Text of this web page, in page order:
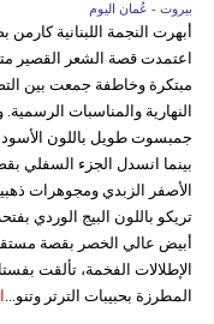
بيروت - عُمان اليوم
أبهرت النجمة اللبنانية
اعتمدت قصة الشعر القصير
مبتكرة وخاطفة جمعت بين
النهارية والمناسبات
جمبسوت طويل باللون
بينما انسدل الجزء السفلي
الأصفر الزبدي ومجوهرات
تريكو باللون البيج الوردي
أبيض عالي الخصر بقصة
الإطلالات الفخمة، تألقت
المطرزة بحبيبات الترتر وتنو...